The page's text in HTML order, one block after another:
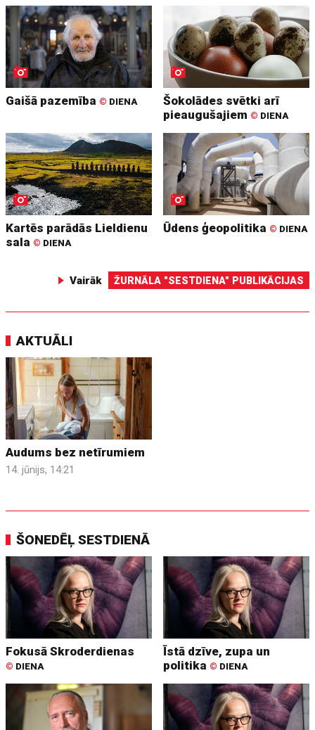
Gaišā pazemība © DIENA
Šokolādes svētki arī
pieaugušajiem © DIENA
Kartēs parādās Lieldienu
sala © DIENA
Ūdens ģeopolitika © DIENA
Vairāk ŽURNĀLA "SESTDIENA" PUBLIKĀCIJAS
AKTUĀLI
Audums bez netīrumiem
14. jūnijs, 14:21
ŠONEDĒĻ SESTDIENĀ
Fokusā Skroderdienas
© DIENA
Īstā dzīve, zupa un
politika © DIENA